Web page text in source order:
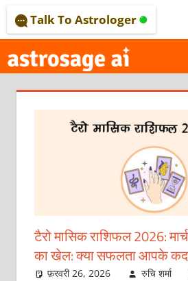
to
content
–
Talk To Astrologer
टैरो मासिक राशिफल 2026:
का खेल: क्या सफलता आपके
फ़रवरी 26, 2026 रुचि शर्मा